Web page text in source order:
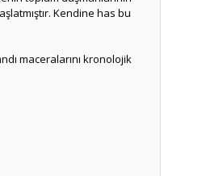
Kendine has bu
maceralarını kronolojik